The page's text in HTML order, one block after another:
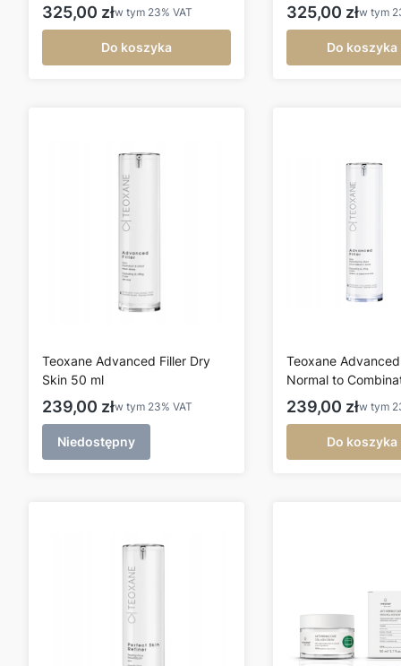
Cena brutto
325,00 złw tym 23% VAT
Do koszyka
Cena brutto
325,00 złw tym
Do koszyka
Teoxane Advanced Filler Dry
Skin 50 ml
Cena brutto
239,00 złw tym 23% VAT
Niedostępny
Teoxane
Normal to
Skin 50 ml
Cena brutto
239,00 złw tym
Do koszyka